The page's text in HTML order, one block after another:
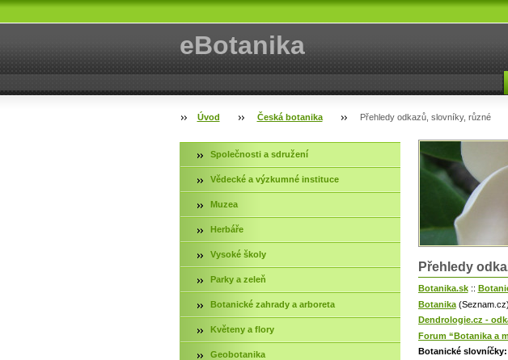
eBotanika
Úvod Česká botanika Přehledy odkazů, slovníky, různé
Přehledy
Botanika.sk::
Botanika
Dendrologie.cz -
Forum “Botanika a
Botanické slovníčky:
Společnosti a sdružení
Vědecké a výzkumné instituce
Muzea
Herbáře
Vysoké školy
Parky a zeleň
Botanické zahrady a arboreta
Květeny a flory
Geobotanika